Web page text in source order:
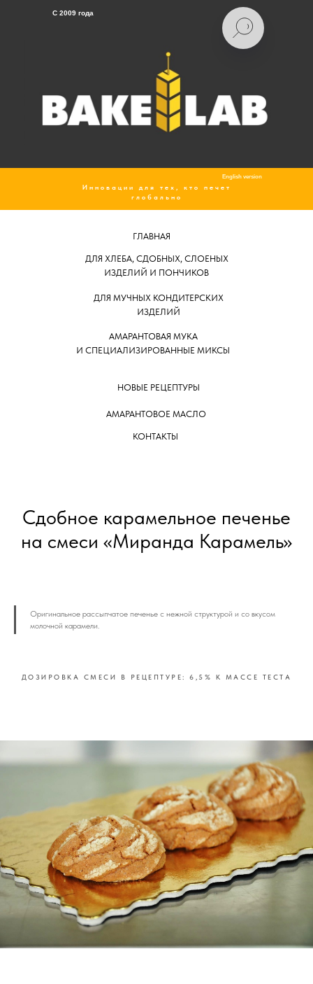
C 2009 года
Инновации для тех, кто печет
глобально
English version
ДЛЯ ХЛЕБА, СДОБНЫХ, СЛОЕНЫХ
ИЗДЕЛИЙ И ПОНЧИКОВ
ГЛАВНАЯ
ДЛЯ МУЧНЫХ КОНДИТЕРСКИХ
ИЗДЕЛИЙ
АМАРАНТОВАЯ МУКА
И СПЕЦИАЛИЗИРОВАННЫЕ МИКСЫ
АМАРАНТОВОЕ МАСЛО
НОВЫЕ РЕЦЕПТУРЫ
КОНТАКТЫ
Сдобное карамельное печенье
на смеси «Миранда Карамель»
Оригинальное рассыпчатое печенье с нежной структурой и со вкусом
молочной карамели.
ДОЗИРОВКА СМЕСИ В РЕЦЕПТУРЕ: 6,5% К МАССЕ ТЕСТА